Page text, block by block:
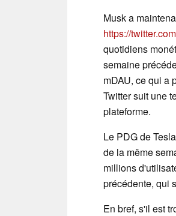
Musk a
https://
quotidiens
semaine
mDAU, ce qui a
Twitter suit une
plateforme.
Le PDG de
de la même
millions
précédente, qui
En bref, s'il est